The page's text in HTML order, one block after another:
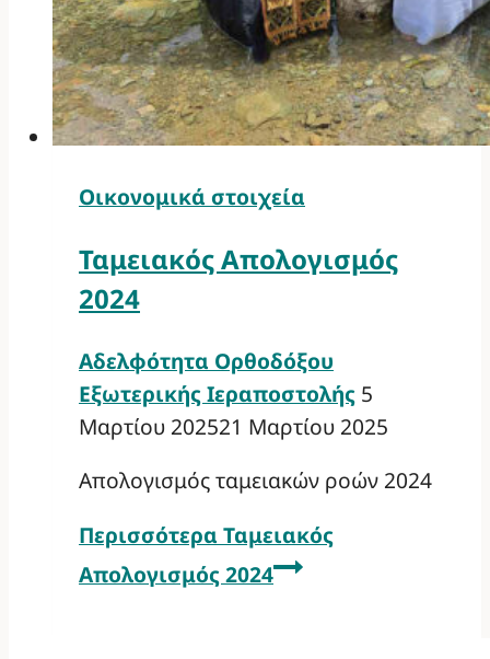
Οικονομικά στοιχεία
Ταμειακός Απολογισμός
2024
Αδελφότητα Ορθοδόξου
Εξωτερικής Ιεραποστολής 5
Μαρτίου 202521 Μαρτίου 2025
Απολογισμός ταμειακών ροών 2024
Περισσότερα Ταμειακός
Απολογισμός 2024